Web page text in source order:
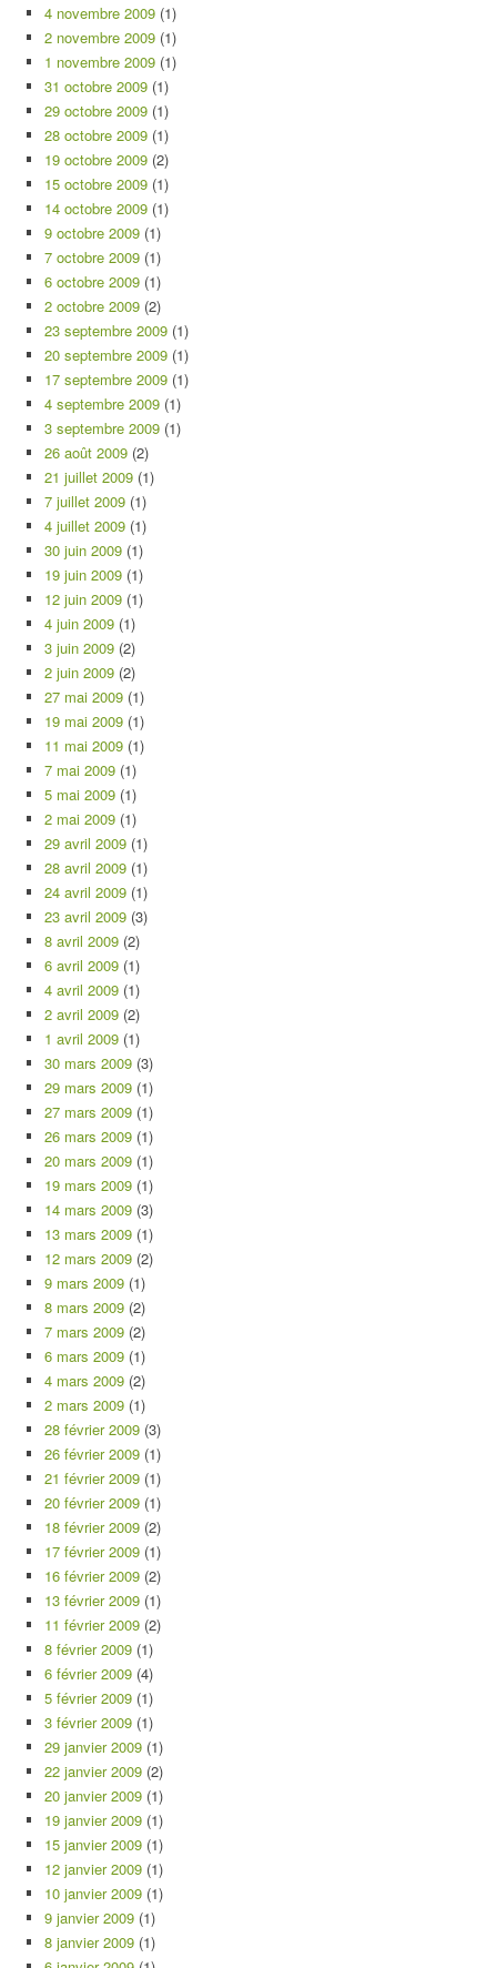
4 novembre 2009 (1)
2 novembre 2009 (1)
1 novembre 2009 (1)
31 octobre 2009 (1)
29 octobre 2009 (1)
28 octobre 2009 (1)
19 octobre 2009 (2)
15 octobre 2009 (1)
14 octobre 2009 (1)
9 octobre 2009 (1)
7 octobre 2009 (1)
6 octobre 2009 (1)
2 octobre 2009 (2)
23 septembre 2009 (1)
20 septembre 2009 (1)
17 septembre 2009 (1)
4 septembre 2009 (1)
3 septembre 2009 (1)
26 août 2009 (2)
21 juillet 2009 (1)
7 juillet 2009 (1)
4 juillet 2009 (1)
30 juin 2009 (1)
19 juin 2009 (1)
12 juin 2009 (1)
4 juin 2009 (1)
3 juin 2009 (2)
2 juin 2009 (2)
27 mai 2009 (1)
19 mai 2009 (1)
11 mai 2009 (1)
7 mai 2009 (1)
5 mai 2009 (1)
2 mai 2009 (1)
29 avril 2009 (1)
28 avril 2009 (1)
24 avril 2009 (1)
23 avril 2009 (3)
8 avril 2009 (2)
6 avril 2009 (1)
4 avril 2009 (1)
2 avril 2009 (2)
1 avril 2009 (1)
30 mars 2009 (3)
29 mars 2009 (1)
27 mars 2009 (1)
26 mars 2009 (1)
20 mars 2009 (1)
19 mars 2009 (1)
14 mars 2009 (3)
13 mars 2009 (1)
12 mars 2009 (2)
9 mars 2009 (1)
8 mars 2009 (2)
7 mars 2009 (2)
6 mars 2009 (1)
4 mars 2009 (2)
2 mars 2009 (1)
28 février 2009 (3)
26 février 2009 (1)
21 février 2009 (1)
20 février 2009 (1)
18 février 2009 (2)
17 février 2009 (1)
16 février 2009 (2)
13 février 2009 (1)
11 février 2009 (2)
8 février 2009 (1)
6 février 2009 (4)
5 février 2009 (1)
3 février 2009 (1)
29 janvier 2009 (1)
22 janvier 2009 (2)
20 janvier 2009 (1)
19 janvier 2009 (1)
15 janvier 2009 (1)
12 janvier 2009 (1)
10 janvier 2009 (1)
9 janvier 2009 (1)
8 janvier 2009 (1)